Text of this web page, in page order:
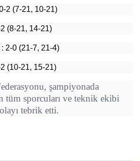
2 (7-21, 10-21)
(8-21, 14-21)
2-0 (21-7, 21-4)
(10-21, 15-21)
şampiyonada
tüm sporcuları ve teknik ekibi
tebrik etti.